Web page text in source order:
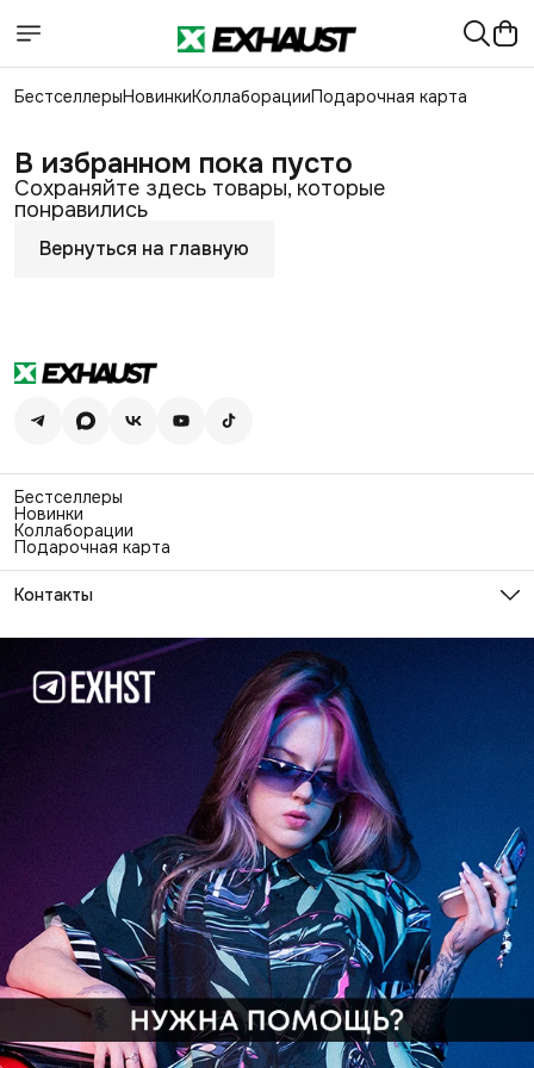
БестселлерыНовинкиКоллаборацииПодарочная карта
В избранном пока пусто
Сохраняйте здесь товары, которые
понравились
Вернуться на главную
Бестселлеры
Новинки
Коллаборации
Подарочная карта
Контакты
info@exhaustwear.ru